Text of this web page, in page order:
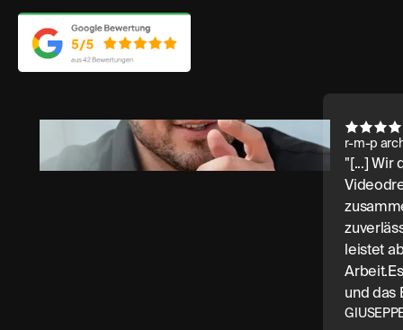
r-m-p
"[...] Wir
leistet
und das